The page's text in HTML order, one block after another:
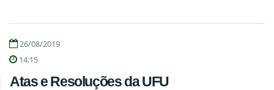
26/08/2019
14:15
Atas e Resoluções da UFU